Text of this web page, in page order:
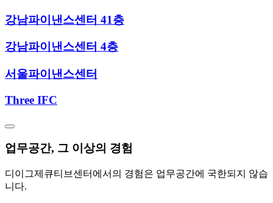
강남파이낸스센터 41층
강남파이낸스센터 4층
서울파이낸스센터
Three IFC
업무공간, 그 이상의 경험
디이그제큐티브센터에서의 경험은 업무공간에 국한되지 않습
니다.